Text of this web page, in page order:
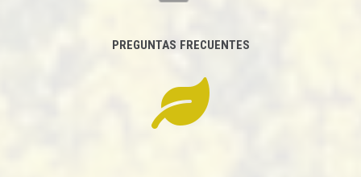
PREGUNTAS FRECUENTES